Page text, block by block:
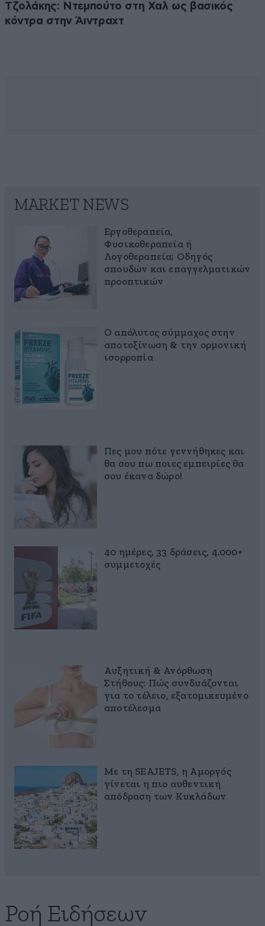
Τζολάκης: Ντεμπούτο στη Χαλ ως βασικός
κόντρα στην Άιντραχτ
MARKET NEWS
Εργοθεραπεία,
Φυσικοθεραπεία ή
Λογοθεραπεία; Οδηγός
σπουδών και επαγγελματικών
προοπτικών
Ο απόλυτος σύμμαχος στην
αποτοξίνωση & την ορμονική
ισορροπία
Πες μου πότε γεννήθηκες και
θα σου πω ποιες εμπειρίες θα
σου έκανα δώρο!
40 ημέρες, 33 δράσεις, 4.000+
συμμετοχές
Αυξητική & Ανόρθωση
Στήθους: Πώς συνδυάζονται
για το τέλειο, εξατομικευμένο
αποτέλεσμα
Με τη SEAJETS, η Αμοργός
γίνεται η πιο αυθεντική
απόδραση των Κυκλάδων
Ροή Ειδήσεων